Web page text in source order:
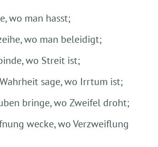
wo man hasst;
wo man beleidigt;
wo Streit ist;
sage, wo Irrtum ist;
bringe, wo Zweifel droht;
wecke, wo Verzweiflung